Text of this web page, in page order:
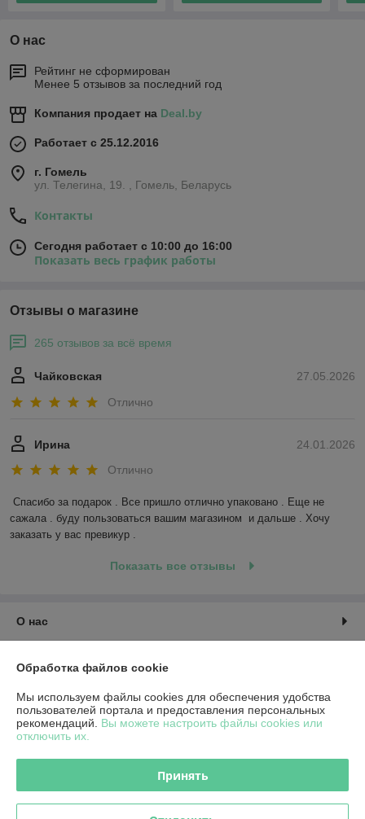
О нас
Рейтинг не сформирован
Менее 5 отзывов за последний год
Компания продает на Deal.by
Работает с 25.12.2016
г. Гомель
ул. Телегина, 19. , Гомель, Беларусь
Контакты
Сегодня работает с 10:00 до 16:00
Показать весь график работы
Отзывы о магазине
265 отзывов за всё время
27.05.2026
Чайковская
Отлично
24.01.2026
Ирина
Отлично
Спасибо за подарок . Все пришло отлично упаковано . Еще не
сажала . буду пользоваться вашим магазином  и дальше . Хочу
заказать у вас превикур .
Показать все отзывы
О нас
Доставка и оплата
График работы
Обработка файлов cookie
Мы используем файлы cookies для обеспечения удобства
пользователей портала и предоставления персональных
рекомендаций. Вы можете настроить файлы cookies или
отключить их.
Принять